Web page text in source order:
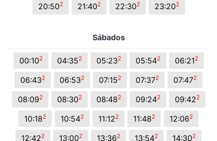
20:502 21:402 22:302 23:202
Sábados
00:102 04:352 05:232 05:542 06:212
06:432 06:532 07:152 07:372 07:472
08:092 08:302 08:482 09:242 09:422
10:182 10:542 11:122 11:482 12:062
12:422 13:002 13:362 13:542 14:302